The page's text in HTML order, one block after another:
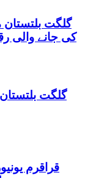
گلگت
کی جانے والی
گلگت